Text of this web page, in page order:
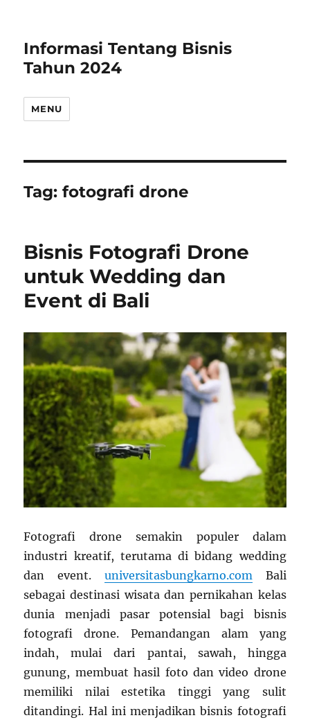
Informasi Tentang Bisnis
Tahun 2024
MENU
Tag:fotografi drone
Bisnis Fotografi Drone
untuk Wedding dan
Event di Bali
Fotografi drone semakin populer dalam
industri kreatif, terutama di bidang wedding
dan event. universitasbungkarno.com Bali
sebagai destinasi wisata dan pernikahan kelas
dunia menjadi pasar potensial bagi bisnis
fotografi drone. Pemandangan alam yang
indah, mulai dari pantai, sawah, hingga
gunung, membuat hasil foto dan video drone
memiliki nilai estetika tinggi yang sulit
ditandingi. Hal ini menjadikan bisnis fotografi